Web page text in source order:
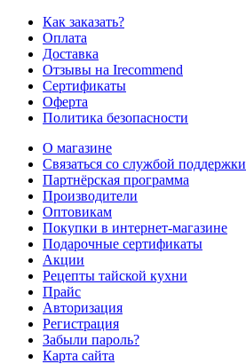
Как заказать?
Оплата
Доставка
Отзывы на Irecommend
Сертификаты
Оферта
Политика безопасности
О магазине
Связаться со службой поддержки
Партнёрская программа
Производители
Оптовикам
Покупки в интернет-магазине
Подарочные сертификаты
Акции
Рецепты тайской кухни
Прайс
Авторизация
Регистрация
Забыли пароль?
Карта сайта